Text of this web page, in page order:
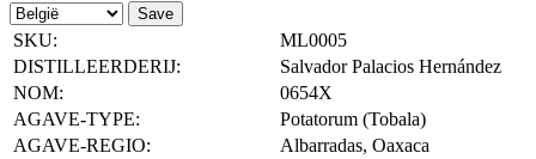
Save
SKU:
ML0005
DISTILLEERDERIJ:
Salvador Palacios Hernández
NOM:
0654X
AGAVE-TYPE:
Potatorum (Tobala)
AGAVE-REGIO:
Albarradas, Oaxaca